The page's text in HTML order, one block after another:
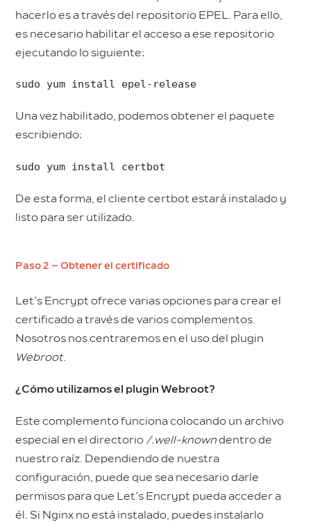
hacerlo es a través del repositorio EPEL. Para ello,
es necesario habilitar el acceso a ese repositorio
ejecutando lo siguiente:
sudo yum install epel-release
Una vez habilitado, podemos obtener el paquete
escribiendo:
sudo yum install certbot
De esta forma, el cliente certbot estará instalado y
listo para ser utilizado.
Paso 2 – Obtener el certificado
Let’s Encrypt ofrece varias opciones para crear el
certificado a través de varios complementos.
Nosotros nos centraremos en el uso del plugin
Webroot.
¿Cómo utilizamos el plugin Webroot?
Este complemento funciona colocando un archivo
especial en el directorio /.well-knowndentro de
nuestro raíz. Dependiendo de nuestra
configuración, puede que sea necesario darle
permisos para que Let’s Encrypt pueda acceder a
él. Si Nginx no está instalado, puedes instalarlo